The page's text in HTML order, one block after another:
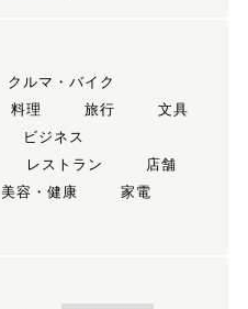
クルマ・バイク
料理 旅行
文具
ビジネス
レストラン
店舗
美容・健康
家電